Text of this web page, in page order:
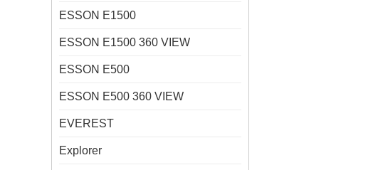
ESSON E1500
ESSON E1500 360 VIEW
ESSON E500
ESSON E500 360 VIEW
EVEREST
Explorer